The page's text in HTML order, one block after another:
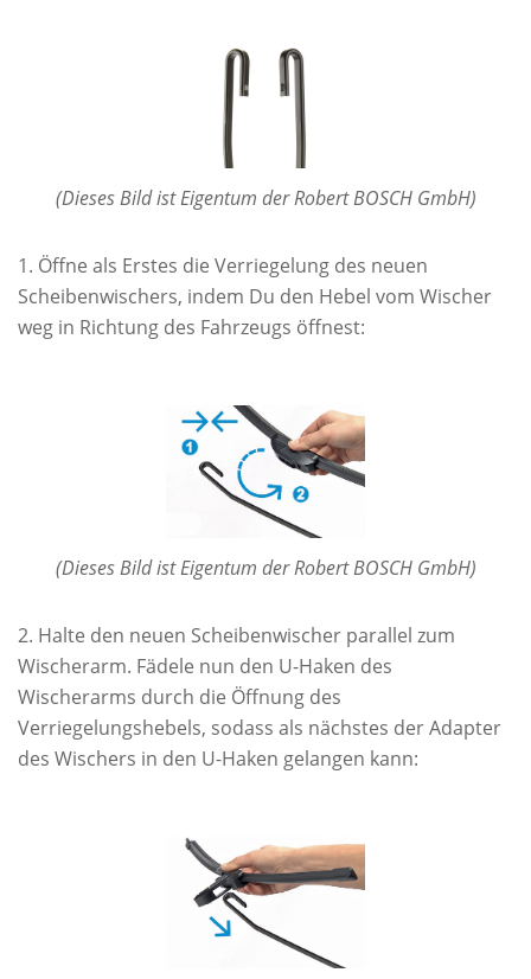
(Dieses Bild ist Eigentum der Robert BOSCH GmbH)
Öffne als Erstes die Verriegelung des neuen
Scheibenwischers, indem Du den Hebel vom Wischer
weg in Richtung des Fahrzeugs öffnest:
(Dieses Bild ist Eigentum der Robert BOSCH GmbH)
Halte den neuen Scheibenwischer parallel zum
Wischerarm. Fädele nun den U-Haken des
Wischerarms durch die Öffnung des
Verriegelungshebels, sodass als nächstes der Adapter
des Wischers in den U-Haken gelangen kann: